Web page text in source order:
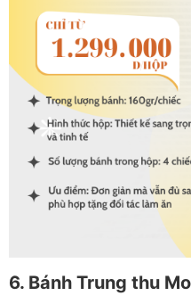
6. Bánh Trung thu